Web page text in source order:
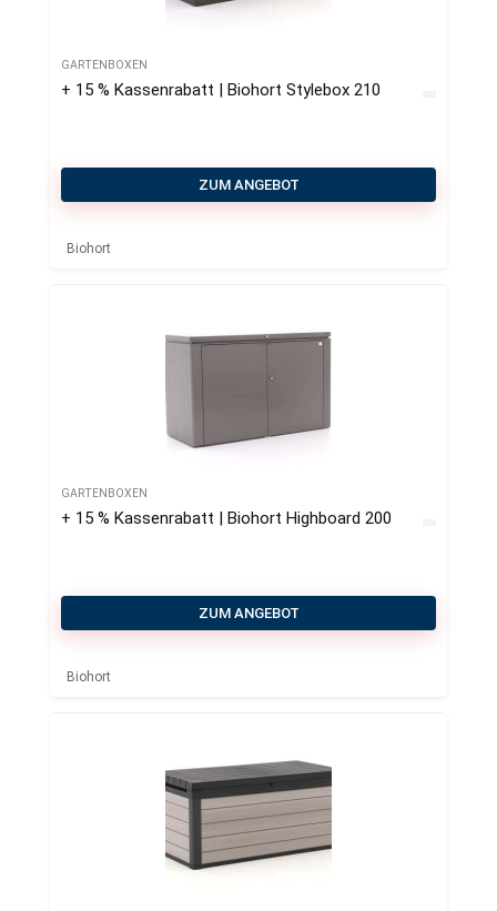
GARTENBOXEN
+ 15 % Kassenrabatt | Biohort Stylebox 210
ZUM ANGEBOT
Biohort
GARTENBOXEN
+ 15 % Kassenrabatt | Biohort Highboard 200
ZUM ANGEBOT
Biohort